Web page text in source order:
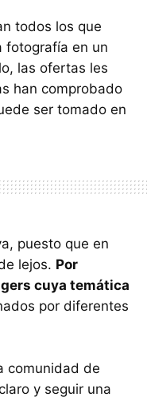
todos los que
fotografía en un
las ofertas les
han comprobado
ser tomado en
puesto que en
lejos. Por
cuya temática
por diferentes
comunidad de
y seguir una